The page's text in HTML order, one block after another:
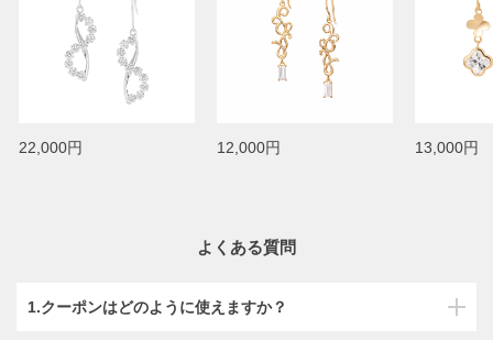
22,000円 12,000円 13,000円
よくある質問
1.クーポンはどのように使えますか？